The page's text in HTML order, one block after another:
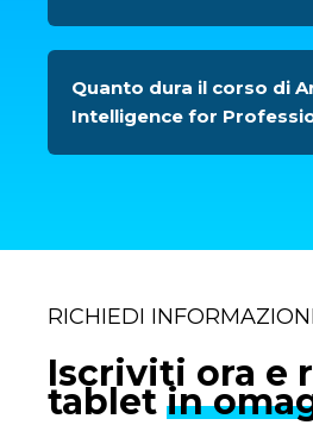
Quanto dura il corso di
Intelligence for
RICHIEDI
Iscriviti ora e
tablet in